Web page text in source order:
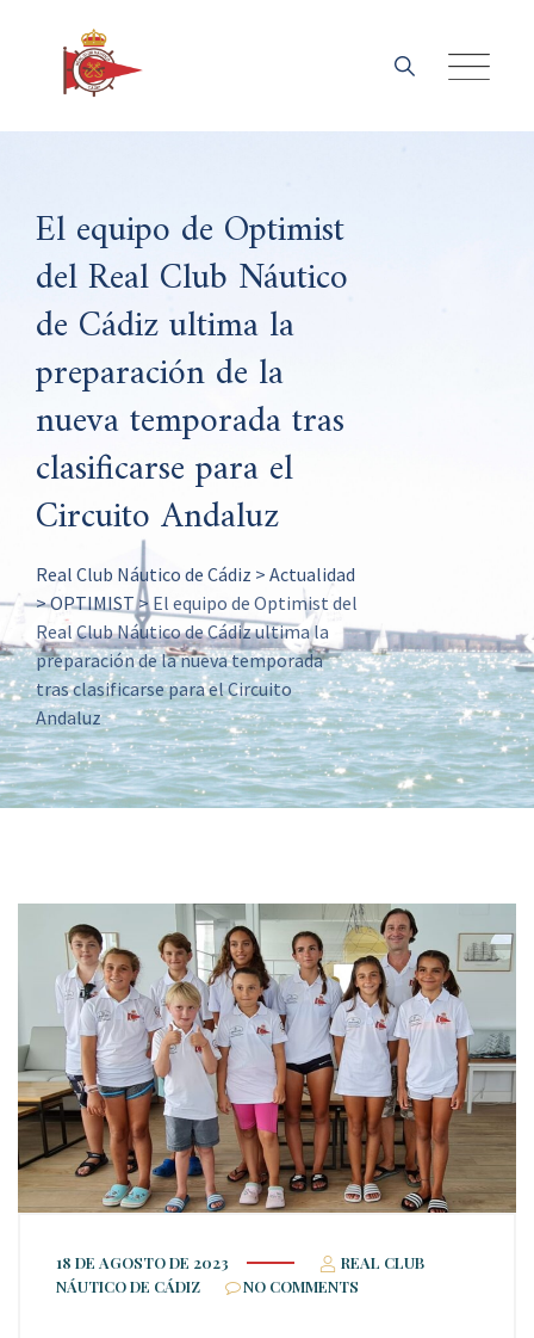
content
El equipo de Optimist
del Real Club Náutico
de Cádiz ultima la
preparación de la
nueva temporada tras
clasificarse para el
Circuito Andaluz
Real Club Náutico de Cádiz > Actualidad
>OPTIMIST>El equipo de Optimist del
Real Club Náutico de Cádiz ultima la
preparación de la nueva temporada
tras clasificarse para el Circuito
Andaluz
18 DE AGOSTO DE 2023
REAL CLUB
NÁUTICO DE CÁDIZ
NO COMMENTS